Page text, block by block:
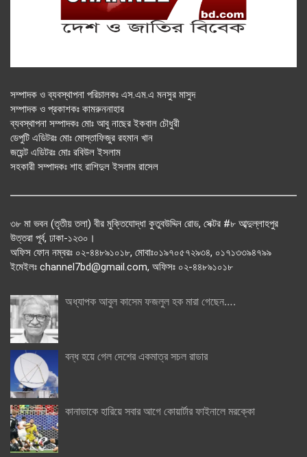
সম্পাদক ও ব্যবস্থাপনা পরিচালকঃ এস.এম.এ মনসুর মাসুদ
সম্পাদক ও প্রকাশকঃ কামরুননাহার
ব্যবস্থাপনা সম্পাদকঃ মোঃ আবু নাছের ইকবাল চৌধুরী
ডেপুটি এডিটরঃ মোঃ মোস্তাফিজুর রহমান খান
জয়েন্ট এডিটরঃ মোঃ রবিউল ইসলাম
সহকারী সম্পাদকঃ শাহ রাশিদুল ইসলাম রাসেল
৩৮ মা ভবন (তৃতীয় তলা) বীর মুক্তিযোদ্ধা কুতুবউদ্দিন রোড, সেক্টর #৮ আব্দুল্লাহপুর
উত্তরা পূর্ব, ঢাকা-১২৩০।
অফিস ফোন নম্বরঃ ০২-৪৪৮৯১০১৮, মোবাঃ০১৯৭০৫৭২৯৩৪, ০১৭১৩৩৯৪৭৯৯
ইমেইলঃ channel7bd@gmail.com, অফিসঃ ০২-৪৪৮৯১০১৮
অধ্যাপক আবুল কাসেম ফজলুল হক মারা গেছেন….
বন্ধ হয়ে গেল দেশের একমাত্র সচল রাডার
কানাডাকে হারিয়ে সবার আগে কোয়ার্টার ফাইনালে মরক্কো